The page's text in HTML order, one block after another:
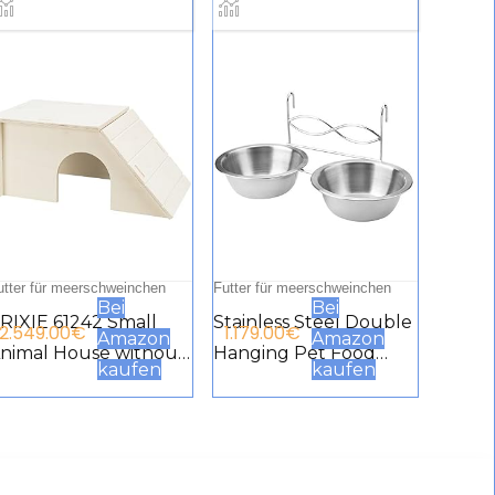
für meerschweinchen
61242 Small
House without
and Nails for
2.549.00€
Bei
Amazon
kaufen
Futter für meerschweinchen
Stainless Steel Double
Hanging Pet Food
Water Bowl with Hook
1.179.00€
Bei
Amazon
kaufen